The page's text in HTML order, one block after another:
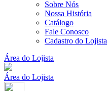
Sobre Nós
Nossa História
Catálogo
Fale Conosco
Cadastro do Lojista
Área do Lojista
Área do Lojista